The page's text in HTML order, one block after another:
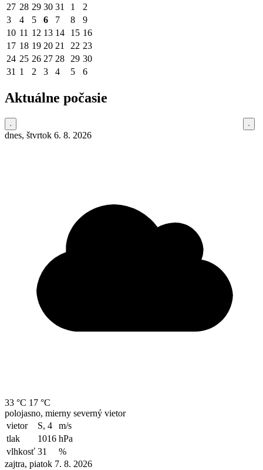
27 28 29 30 31 1
2
3
4 5 6 7 8
9
10 11 12 13 14 15 16
17 18 19 20 21 22 23
24 25 26 27 28 29 30
31 1 2 3 4 5 6
Aktuálne počasie
dnes, štvrtok 6. 8. 2026
33 °C 17 °C
polojasno, mierny severný vietor
vietor
S, 4
m/s
tlak
1016 hPa
vlhkosť 31
%
zajtra, piatok 7. 8. 2026